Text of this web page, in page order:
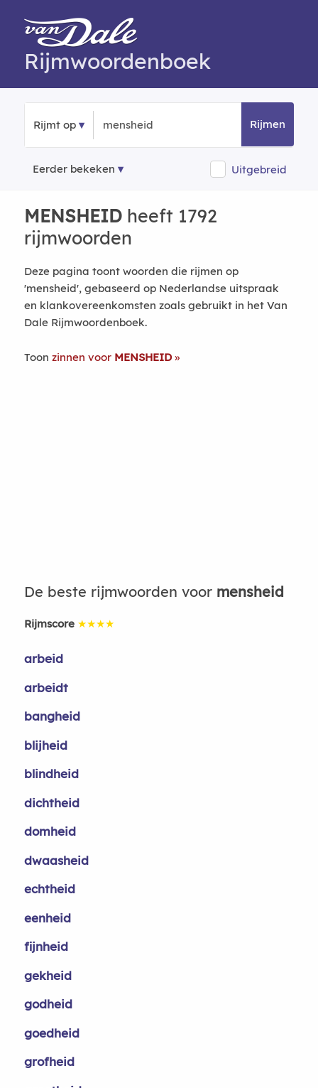
Rijmwoordenboek
Rijmt op Rijmen
Eerder bekeken Uitgebreid
MENSHEIDheeft 1792
rijmwoorden
Deze pagina toont woorden die rijmen op
'mensheid', gebaseerd op Nederlandse uitspraak
en klankovereenkomsten zoals gebruikt in het Van
Dale Rijmwoordenboek.
Toon zinnen voor MENSHEID
De beste rijmwoorden voor mensheid
Rijmscore ★★★★
arbeid
arbeidt
bangheid
blijheid
blindheid
dichtheid
domheid
dwaasheid
echtheid
eenheid
fijnheid
gekheid
godheid
goedheid
grofheid